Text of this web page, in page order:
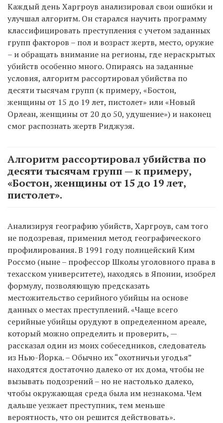
Каждый день Харгроув анализировал свои ошибки и
улучшал алгоритм. Он старался научить программу
классифицировать преступления с учетом заданных
групп факторов – пол и возраст жертв, место, оружие
– и обращать внимание на регионы, где нераскрытых
убийств особенно много. Опираясь на заданные
условия, алгоритм рассортировал убийства по
десяти тысячам групп (к примеру, «Бостон,
женщины от 15 до 19 лет, пистолет» или «Новый
Орлеан, женщины от 20 до 50, удушение») и наконец
смог распознать жертв Риджуэя.
Алгоритм рассортировал убийства по
десяти тысячам групп — к примеру,
«Бостон, женщины от 15 до 19 лет,
пистолет».
Анализируя географию убийств, Харгроув, сам того
не подозревая, применил метод географического
профилирования. В 1991 году полицейский Ким
Россмо (ныне – профессор Школы уголовного права в
техасском университете), находясь в Японии, изобрел
формулу, позволяющую предсказать
местожительство серийного убийцы на основе
данных о местах преступлений. «Чаще всего
серийные убийцы орудуют в определенном ареале,
который можно определить и проверить, —
рассказал один из моих собеседников, следователь
из Нью-Йорка. – Обычно их “охотничьи угодья”
находятся достаточно далеко от их дома, чтобы не
вызывать подозрений – но не настолько далеко,
чтобы окружающая среда была им незнакома. Чем
дальше уезжает преступник, тем меньше
вероятность, что он решится действовать».